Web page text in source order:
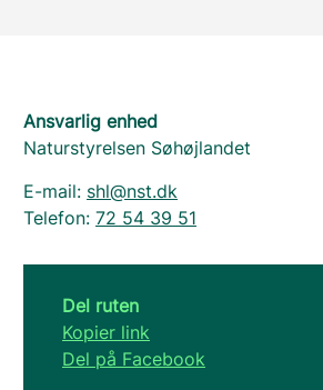
Ansvarlig enhed
Naturstyrelsen Søhøjlandet
E-mail: shl@nst.dk
Telefon: 72 54 39 51
Del ruten
Kopier link
Del på Facebook